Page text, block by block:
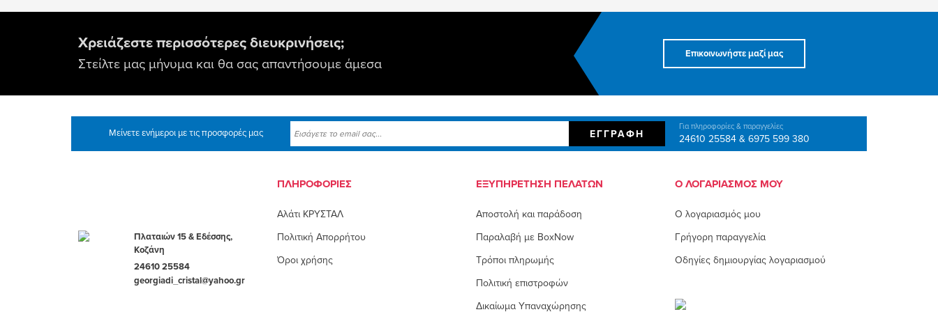
Χρειάζεστε περισσότερες διευκρινήσεις;
Στείλτε μας μήνυμα και θα σας απαντήσουμε άμεσα
Επικοινωνήστε μαζί μας
Μείνετε ενήμεροι με τις προσφορές μας ΕΓΓΡΑΦΉ
Για πληροφορίες & παραγγελίες
24610 25584 6975 599 380
Πλαταιών 15 & Εδέσσης,
Κοζάνη
24610 25584
georgiadi_cristal@yahoo.gr
ΠΛΗΡΟΦΟΡΊΕΣ
Αλάτι ΚΡΥΣΤΑΛ
Πολιτική Απορρήτου
Όροι χρήσης
ΕΞΥΠΗΡΈΤΗΣΗ ΠΕΛΑΤΏΝ
Αποστολή και παράδοση
Παραλαβή με BoxNow
Τρόποι πληρωμής
Πολιτική επιστροφών
Δικαίωμα Υπαναχώρησης
Ο ΛΟΓΑΡΙΑΣΜΌΣ ΜΟΥ
O λογαριασμός μου
Γρήγορη παραγγελία
Οδηγίες δημιουργίας λογαριασμού